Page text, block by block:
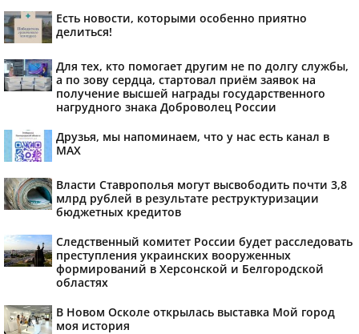
Есть новости, которыми особенно приятно
делиться!
Для тех, кто помогает другим не по долгу службы,
а по зову сердца, стартовал приём заявок на
получение высшей награды государственного
нагрудного знака Доброволец России
Друзья, мы напоминаем, что у нас есть канал в
МАХ
Власти Ставрополья могут высвободить почти 3,8
млрд рублей в результате реструктуризации
бюджетных кредитов
Следственный комитет России будет расследовать
преступления украинских вооруженных
формирований в Херсонской и Белгородской
областях
В Новом Осколе открылась выставка Мой город
моя история